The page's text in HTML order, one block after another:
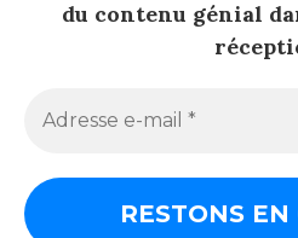
du contenu génial